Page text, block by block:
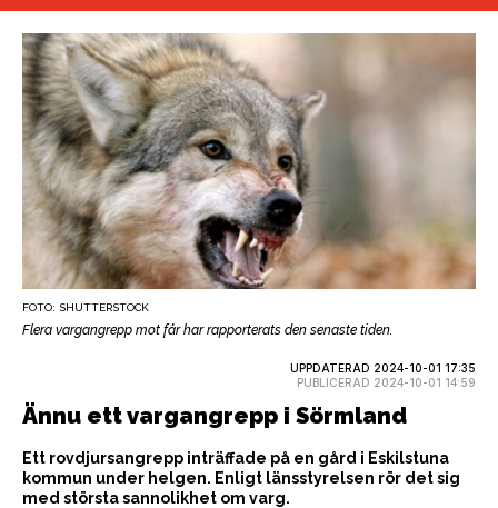
FOTO: SHUTTERSTOCK
Flera vargangrepp mot får har rapporterats den senaste tiden.
UPPDATERAD 2024-10-01 17:35
PUBLICERAD 2024-10-01 14:59
Ännu ett vargangrepp i Sörmland
Ett rovdjursangrepp inträffade på en gård i Eskilstuna
kommun under helgen. Enligt länsstyrelsen rör det sig
med största sannolikhet om varg.